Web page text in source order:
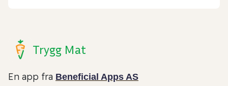
Trygg Mat
En app fra Beneficial Apps AS